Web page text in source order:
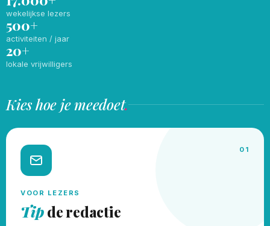
wekelijkse lezers
500+
activiteiten / jaar
20+
lokale vrijwilligers
Kies hoe je meedoet.
01
VOOR LEZERS
Tipde redactie